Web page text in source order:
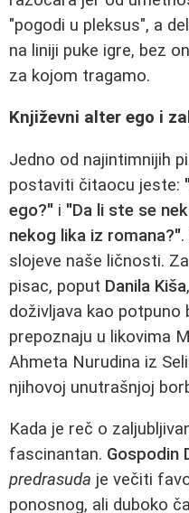
"pogodi u pleksus", a
na liniji puke igre, bez
za kojom tragamo.
Književni alter ego i
Jedno od najintimnijih
postaviti čitaocu jeste:
ego?" i "Da li ste se
nekog lika iz romana?"
slojeve naše ličnosti.
pisac, poput Danila Kiša
doživljava kao potpuno
prepoznaju u likovima
Ahmeta Nurudina iz
njihovoj unutrašnjoj
Kada je reč o
fascinantan. Gospodin
predrasuda je večiti
ponosnog, ali duboko